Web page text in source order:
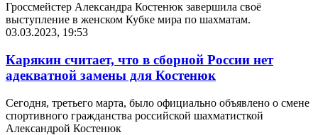
Гроссмейстер Александра Костенюк завершила своё
выступление в женском Кубке мира по шахматам.
03.03.2023, 19:53
Карякин считает, что в сборной России нет
адекватной замены для Костенюк
Сегодня, третьего марта, было официально объявлено о смене
спортивного гражданства российской шахматисткой
Александрой Костенюк